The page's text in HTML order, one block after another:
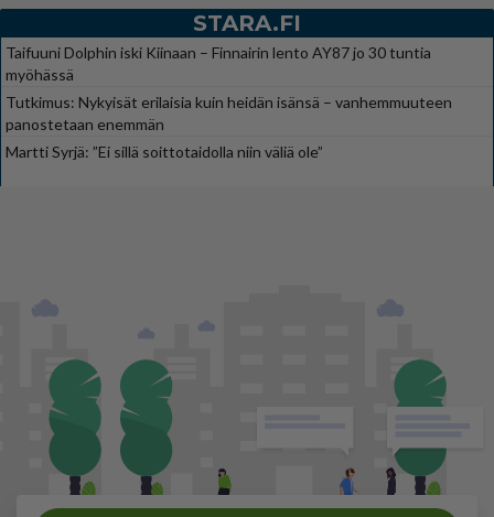
STARA.FI
Taifuuni Dolphin iski Kiinaan – Finnairin lento AY87 jo 30 tuntia
myöhässä
Tutkimus: Nykyisät erilaisia kuin heidän isänsä – vanhemmuuteen
panostetaan enemmän
Martti Syrjä: ”Ei sillä soittotaidolla niin väliä ole”